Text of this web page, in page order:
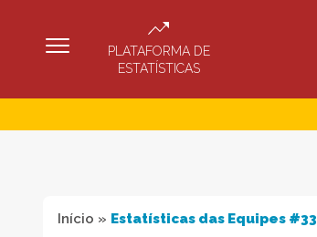
PLATAFORMA DE
ESTATÍSTICAS
Início » Estatísticas das Equipes #33